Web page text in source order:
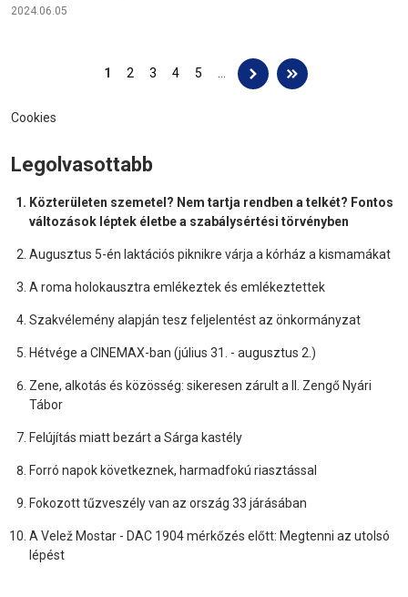
2024.06.05
1 2 3 4 5
Cookies
Legolvasottabb
Közterületen szemetel? Nem tartja rendben a telkét? Fontos
változások léptek életbe a szabálysértési törvényben
Augusztus 5-én laktációs piknikre várja a kórház a kismamákat
A roma holokausztra emlékeztek és emlékeztettek
Szakvélemény alapján tesz feljelentést az önkormányzat
Hétvége a CINEMAX-ban (július 31. - augusztus 2.)
Zene, alkotás és közösség: sikeresen zárult a II. Zengő Nyári
Tábor
Felújítás miatt bezárt a Sárga kastély
Forró napok következnek, harmadfokú riasztással
Fokozott tűzveszély van az ország 33 járásában
A Velež Mostar - DAC 1904 mérkőzés előtt: Megtenni az utolsó
lépést